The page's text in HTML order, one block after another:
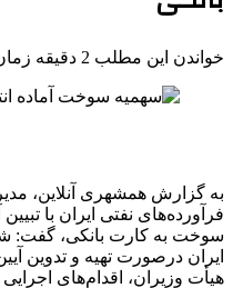
خواندن این مطلب 2 دقیقه زمان میبرد
به گزارش همشهری آنلاین،
فرآورده‌های نفتی ایران با
سوخت به کارت بانکی، گفت:
ایران درصورت تهیه و تدوین
هیأت وزیران، اقدام‌های